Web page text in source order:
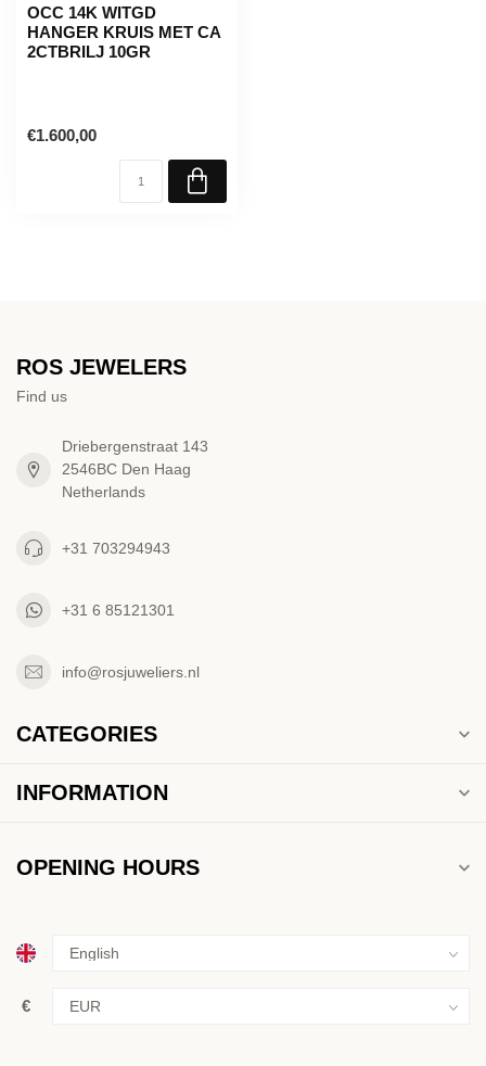
OCC 14K WITGD
HANGER KRUIS MET CA
2CTBRILJ 10GR
€1.600,00
ROS JEWELERS
Find us
Driebergenstraat 143
2546BC Den Haag
Netherlands
+31 703294943
+31 6 85121301
info@rosjuweliers.nl
CATEGORIES
INFORMATION
OPENING HOURS
€